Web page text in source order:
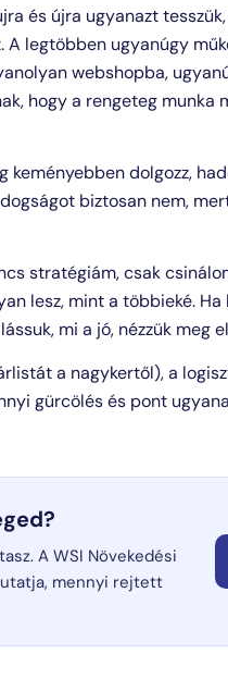
és újra ugyanazt
legtöbben ugyanúgy
webshopba,
hogy a rengeteg munka
keményebben dolgozz,
biztosan nem,
stratégiám, csak
lesz, mint a többieké.
mi a jó, nézzük meg
a nagykertől), a
gürcölés és pont
A WSI Növekedési
mennyi rejtett